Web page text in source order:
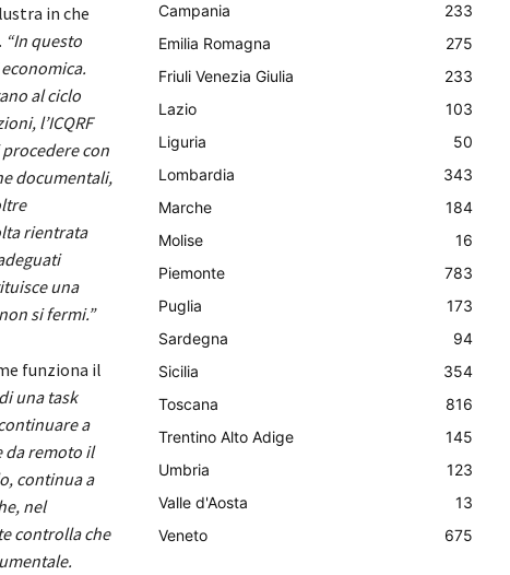
in che
“In questo
al ciclo
l’ICQRF
con
documentali,
rientrata
una
si fermi.”
funziona il
una task
a
da remoto il
continua a
nel
controlla che
Campania
233
Emilia Romagna
275
Friuli Venezia Giulia
233
Lazio
103
Liguria
50
Lombardia
343
Marche
184
Molise
16
Piemonte
783
Puglia
173
Sardegna
94
Sicilia
354
Toscana
816
Trentino Alto Adige
145
Umbria
123
Valle d'Aosta
13
Veneto
675